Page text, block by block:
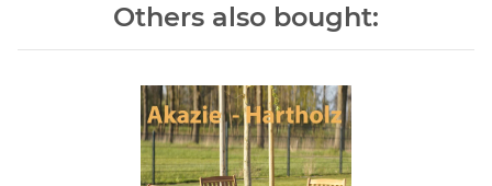
Others also bought: